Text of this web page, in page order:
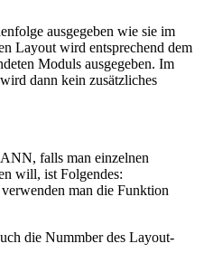
ausgegeben wie sie im
Layout wird entsprechend dem
Moduls ausgegeben. Im
dann kein zusätzliches
falls man einzelnen
will, ist Folgendes:
man die Funktion
die Nummber des Layout-